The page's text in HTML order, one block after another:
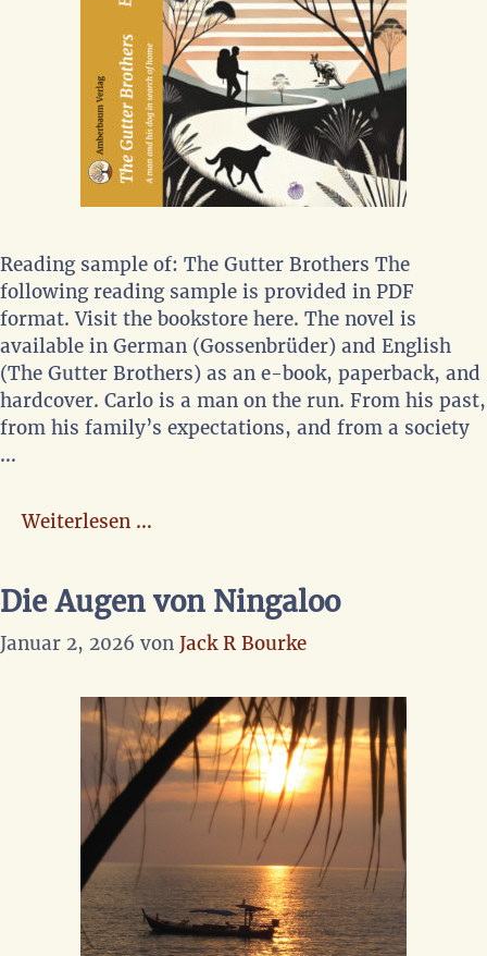
Reading sample of: The Gutter Brothers The
following reading sample is provided in PDF
format. Visit the bookstore here. The novel is
available in German (Gossenbrüder) and English
(The Gutter Brothers) as an e-book, paperback, and
hardcover. Carlo is a man on the run. From his past,
from his family’s expectations, and from a society
…
Weiterlesen …
Die Augen von Ningaloo
Januar 2, 2026 von Jack R Bourke